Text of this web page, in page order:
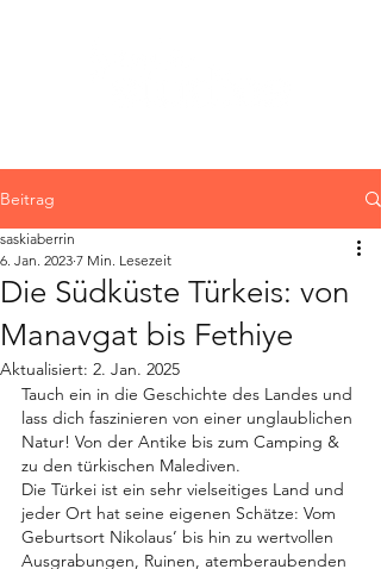
Beitrag
Die Südküste Türkeis: von
Manavgat bis Fethiye
saskiaberrin
6. Jan. 2023 7 Min. Lesezeit
Aktualisiert: 2. Jan. 2025
Tauch ein in die Geschichte des Landes und
lass dich faszinieren von einer unglaublichen
Natur! Von der Antike bis zum Camping &
zu den türkischen Malediven.
Die Türkei ist ein sehr vielseitiges Land und
jeder Ort hat seine eigenen Schätze: Vom
Geburtsort Nikolaus’ bis hin zu wertvollen
Ausgrabungen, Ruinen, atemberaubenden